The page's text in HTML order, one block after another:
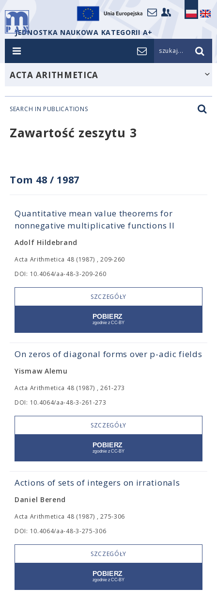
JEDNOSTKA NAUKOWA KATEGORII A+
szukaj...
ACTA ARITHMETICA
SEARCH IN PUBLICATIONS
Zawartość zeszytu 3
Tom 48 / 1987
Quantitative mean value theorems for
nonnegative multiplicative functions II
Adolf Hildebrand
Acta Arithmetica 48 (1987) , 209-260
DOI: 10.4064/aa-48-3-209-260
SZCZEGÓŁY
On zeros of diagonal forms over p-adic fields
Yismaw Alemu
Acta Arithmetica 48 (1987) , 261-273
DOI: 10.4064/aa-48-3-261-273
SZCZEGÓŁY
Actions of sets of integers on irrationals
Daniel Berend
Acta Arithmetica 48 (1987) , 275-306
DOI: 10.4064/aa-48-3-275-306
SZCZEGÓŁY